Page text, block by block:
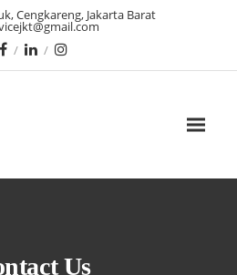
Cengkareng, Jakarta Barat
Us